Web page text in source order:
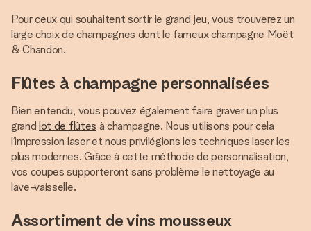
Pour ceux qui souhaitent sortir le grand jeu, vous trouverez un
large choix de champagnes dont le fameux champagne Moët
& Chandon.
Flûtes à champagne personnalisées
Bien entendu, vous pouvez également faire graver un plus
grandlot de flûtes à champagne. Nous utilisons pour cela
l’impression laser et nous privilégions les techniques laser les
plus modernes. Grâce à cette méthode de personnalisation,
vos coupes supporteront sans problème le nettoyage au
lave-vaisselle.
Assortiment de vins mousseux